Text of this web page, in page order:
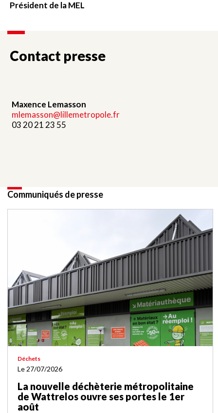
Président de la MEL
Contact presse
Maxence Lemasson
mlemasson@lillemetropole.fr
03 20 21 23 55
Communiqués de presse
Déchets
Le 27/07/2026
La nouvelle déchèterie métropolitaine
de Wattrelos ouvre ses portes le 1er
août